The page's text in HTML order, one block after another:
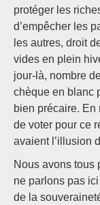
protéger les
d’empêcher les
les autres, droit
vides en plein
jour-là, nombre
chèque en blanc
bien précaire. En
de voter pour ce
avaient l’illusion
Nous avons tous
ne parlons pas
de la